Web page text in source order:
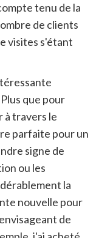
tenu de la
de clients
visites s'étant
que pour
travers le
parfaite pour un
signe de
ou les
la
nouvelle pour
de